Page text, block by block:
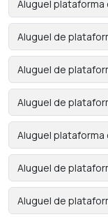
Aluguel plataforma
Aluguel de
Aluguel de
Aluguel de
Aluguel
Aluguel de
Aluguel de